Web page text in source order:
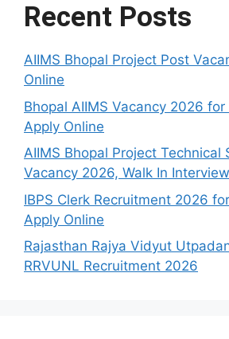
Recent Posts
AIIMS Bhopal Project Post
Online
Bhopal AIIMS Vacancy 2026
Apply Online
AIIMS Bhopal Project Technical
Vacancy 2026, Walk In Interview
IBPS Clerk Recruitment 2026
Apply Online
Rajasthan Rajya Vidyut
RRVUNL Recruitment 2026